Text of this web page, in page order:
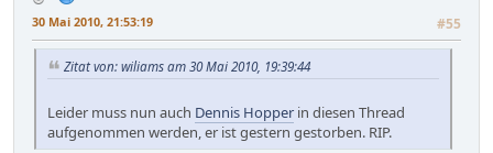
30 Mai 2010, 21:53:19 #55
Zitat von: wiliams am 30 Mai 2010, 19:39:44
Leider muss nun auch Dennis Hopper in diesen Thread
aufgenommen werden, er ist gestern gestorben. RIP.